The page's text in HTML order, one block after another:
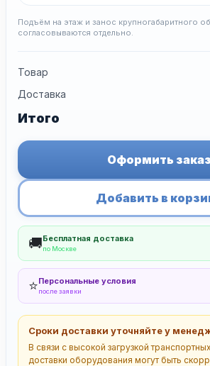
Подъём на этаж и занос крупногабаритного
согласовываются отдельно.
Товар
Доставка
Итого
Оформить заказ
Добавить в
🚚Бесплатная доставка
по Москве
⭐Персональные условия
после заявки
Сроки доставки уточняйте у
В связи с высокой загрузкой
доставки оборудования могут быть